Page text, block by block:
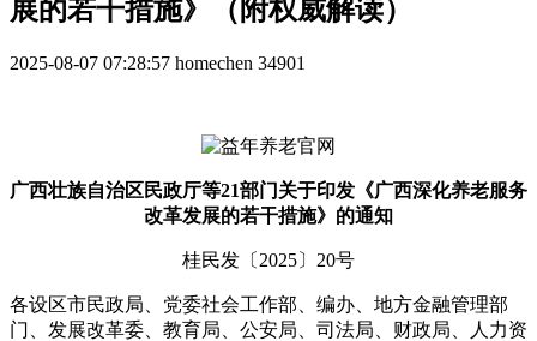
展的若干措施》（附权威解读）
2025-08-07 07:28:57 homechen 34901
广西壮族自治区民政厅等21部门关于印发《广西深化养老服务
改革发展的若干措施》的通知
桂民发〔2025〕20号
各设区市民政局、党委社会工作部、编办、地方金融管理部
门、发展改革委、教育局、公安局、司法局、财政局、人力资